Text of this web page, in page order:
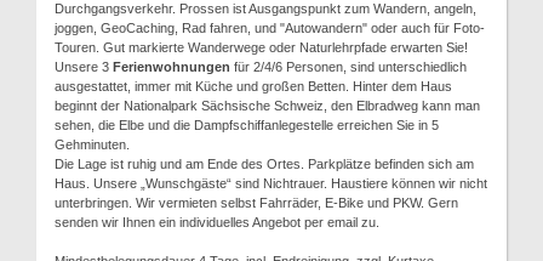
Durchgangsverkehr. Prossen ist Ausgangspunkt zum Wandern, angeln,
joggen, GeoCaching, Rad fahren, und "Autowandern" oder auch für Foto-
Touren. Gut markierte Wanderwege oder Naturlehrpfade erwarten Sie!
Unsere 3 Ferienwohnungen für 2/4/6 Personen, sind unterschiedlich
ausgestattet, immer mit Küche und großen Betten. Hinter dem Haus
beginnt der Nationalpark Sächsische Schweiz, den Elbradweg kann man
sehen, die Elbe und die Dampfschiffanlegestelle erreichen Sie in 5
Gehminuten.
Die Lage ist ruhig und am Ende des Ortes. Parkplätze befinden sich am
Haus. Unsere „Wunschgäste“ sind Nichtrauer. Haustiere können wir nicht
unterbringen. Wir vermieten selbst Fahrräder, E-Bike und PKW. Gern
senden wir Ihnen ein individuelles Angebot per email zu.